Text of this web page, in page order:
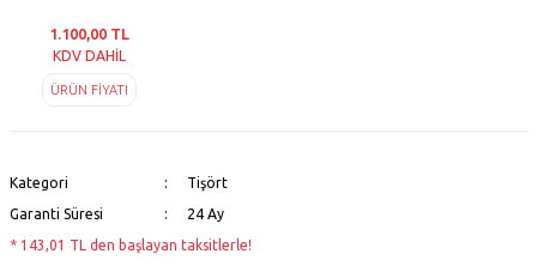
1.100,00 TL
KDV DAHİL
ÜRÜN FİYATI
Kategori
Tişört
Garanti Süresi
24 Ay
* 143,01 TL den başlayan taksitlerle!